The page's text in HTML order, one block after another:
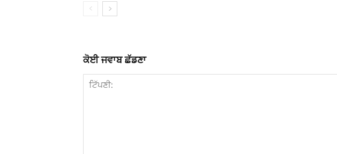
ਕੋਈ ਜਵਾਬ ਛੱਡਣਾ